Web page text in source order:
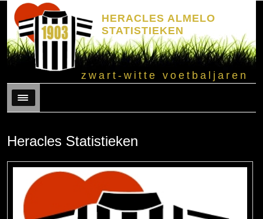
HERACLES ALMELO
STATISTIEKEN
zwart-witte voetbaljaren
Menu
Heracles Statistieken